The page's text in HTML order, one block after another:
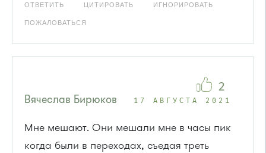
ОТВЕТИТЬ ЦИТИРОВАТЬ ИГНОРИРОВАТЬ
ПОЖАЛОВАТЬСЯ
Вячеслав Бирюков 17 АВГУСТА 2021
Мне мешают. Они мешали мне в часы пик
когда были в переходах, съедая треть
2